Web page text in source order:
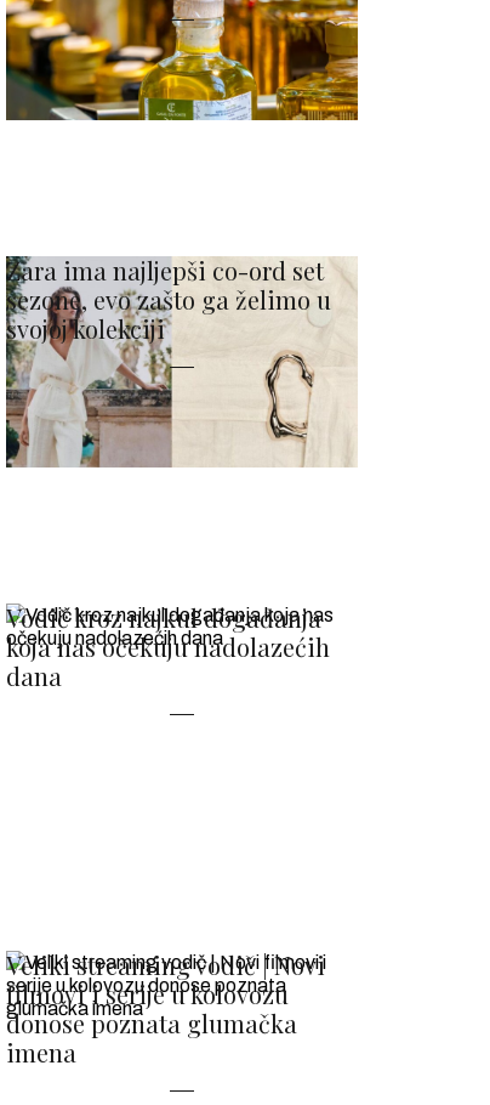
Zara ima najljepši co-ord set
sezone, evo zašto ga želimo u
svojoj kolekciji
Vodič kroz najkul događanja
koja nas očekuju nadolazećih
dana
Veliki streaming vodič | Novi
filmovi i serije u kolovozu
donose poznata glumačka
imena